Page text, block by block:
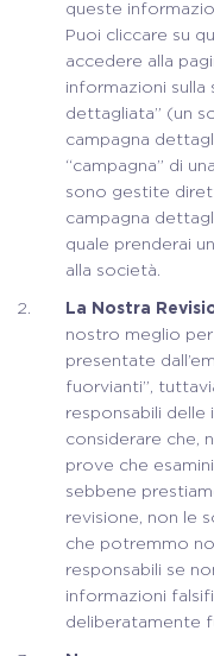
queste
Puoi cliccare su
accedere alla
informazioni sulla
dettagliata” (un
campagna
“campagna” di
sono gestite
campagna
quale prenderai
alla società.
La Nostra
nostro meglio
presentate
fuorvianti”,
responsabili
considerare che,
prove che
sebbene
revisione, non le
che potremmo
responsabili se
informazioni
deliberatamente